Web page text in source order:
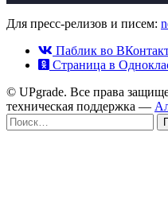
Для пресс-релизов и писем:
Паблик во
Страница в
© UPgrade. Все права
техническая поддержка —
Найти: